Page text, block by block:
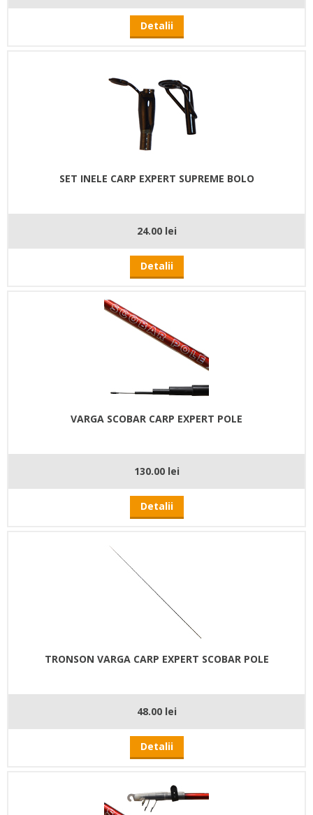
Detalii
SET INELE CARP EXPERT SUPREME BOLO
24.00 lei
Detalii
VARGA SCOBAR CARP EXPERT POLE
130.00 lei
Detalii
TRONSON VARGA CARP EXPERT SCOBAR POLE
48.00 lei
Detalii